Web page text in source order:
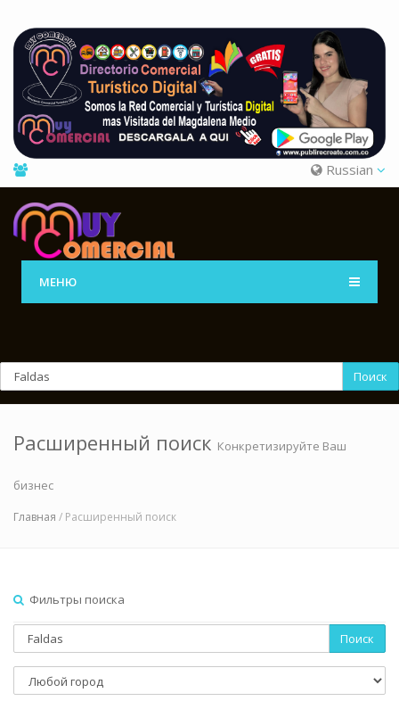
Russian
МЕНЮ
Поиск
Расширенный поиск Конкретизируйте Ваш
бизнес
Главная / Расширенный поиск
Фильтры поиска
Поиск